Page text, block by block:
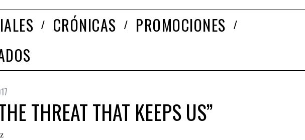
CRÓNICAS
PROMOCIONES
THREAT THAT KEEPS US”